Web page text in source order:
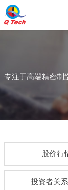
专注于高端精密制
股价行
投资者关